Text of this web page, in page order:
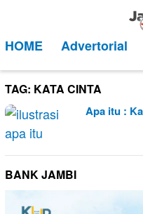
kontenMobile
HOME Advertorial
TAG: KATA CINTA
Apa itu :
BANK JAMBI